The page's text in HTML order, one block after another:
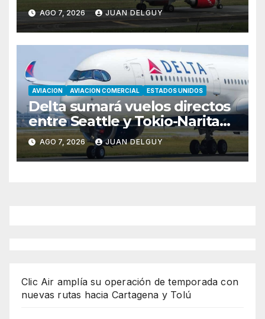
Asunción hacia Bogotá
AGO 7, 2026 JUAN DELGUY
AVIACION AVIACION COMERCIAL ESTADOS UNIDOS
Delta sumará vuelos directos
entre Seattle y Tokio-Narita
desde marzo de 2027
AGO 7, 2026 JUAN DELGUY
Clic Air amplía su operación de temporada con
nuevas rutas hacia Cartagena y Tolú